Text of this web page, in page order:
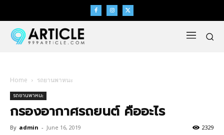
Home รถยานพาหนะ
รถยานพาหนะ
กรองอากาศรถยนต์ คืออะไร
By admin - June 16, 2019 2329